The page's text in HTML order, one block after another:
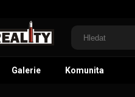
Galerie Komunita